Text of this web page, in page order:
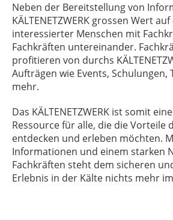
Neben der Bereitstellung von
KÄLTENETZWERK grossen Wert
interessierter Menschen mit
Fachkräften untereinander.
profitieren von durchs
Aufträgen wie Events,
mehr.
Das KÄLTENETZWERK ist somit
Ressource für alle, die die Vorteile
entdecken und erleben möchten.
Informationen und einem starken
Fachkräften steht dem sicheren
Erlebnis in der Kälte nichts mehr